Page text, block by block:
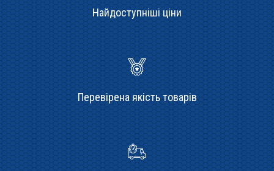
Найдоступніші ціни
Перевірена якість товарів